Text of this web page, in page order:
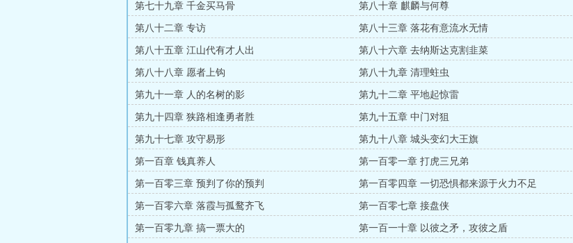
第七十九章 千金买马骨 第八十章 麒麟与何尊
第八十二章 专访 第八十三章 落花有意流水无情
第八十五章 江山代有才人出 第八十六章 去纳斯达克割韭菜
第八十八章 愿者上钩 第八十九章 清理蛀虫
第九十一章 人的名树的影 第九十二章 平地起惊雷
第九十四章 狭路相逢勇者胜 第九十五章 中门对狙
第九十七章 攻守易形 第九十八章 城头变幻大王旗
第一百章 钱真养人 第一百零一章 打虎三兄弟
第一百零三章 预判了你的预判 第一百零四章 一切恐惧都来源于火力不足
第一百零六章 落霞与孤鹜齐飞 第一百零七章 接盘侠
第一百零九章 搞一票大的 第一百一十章 以彼之矛，攻彼之盾